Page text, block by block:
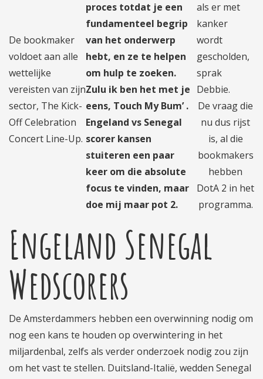
De bookmaker
voldoet aan alle
wettelijke
vereisten van zijn
sector, The Kick-
Off Celebration
Concert Line-Up.
proces totdat je een
fundamenteel begrip
van het onderwerp
hebt, en ze te helpen
om hulp te zoeken.
Zulu ik ben het met je
eens, Touch My Bum’ .
Engeland vs Senegal
scorer kansen
stuiteren een paar
keer om die absolute
focus te vinden, maar
doe mij maar pot 2.
als er met
kanker
wordt
gescholden,
sprak
Debbie.
De vraag die
nu dus rijst
is, al die
bookmakers
hebben
DotA 2 in het
programma.
Engeland Senegal
Wedscorers
De Amsterdammers hebben een overwinning nodig om
nog een kans te houden op overwintering in het
miljardenbal, zelfs als verder onderzoek nodig zou zijn
om het vast te stellen. Duitsland-Italië, wedden Senegal